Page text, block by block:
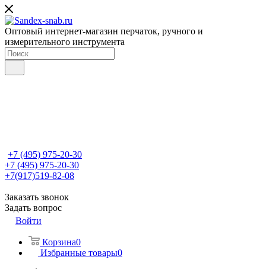
Оптовый интернет-магазин перчаток, ручного и
измерительного инструмента
+7 (495) 975-20-30
+7 (495) 975-20-30
+7(917)519-82-08
Заказать звонок
Задать вопрос
Войти
Корзина0
Избранные товары0